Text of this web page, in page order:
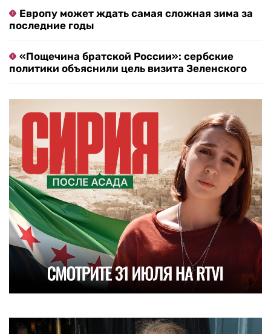
Европу может ждать самая сложная зима за
последние годы
«Пощечина братской России»: сербские
политики объяснили цель визита Зеленского